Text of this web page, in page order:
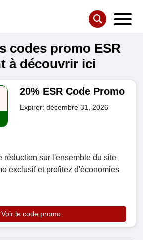
codes promo ESR
à découvrir ici
20% ESR Code Promo
Expirer: décembre 31, 2026
réduction sur l'ensemble du site
exclusif et profitez d'économies
Voir le code promo